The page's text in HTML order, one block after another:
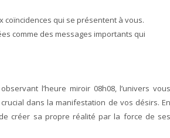
coïncidences qui se présentent à vous.
comme des messages importants qui
l’heure miroir 08h08, l’univers vous
dans la manifestation de vos désirs. En
créer sa propre réalité par la force de ses